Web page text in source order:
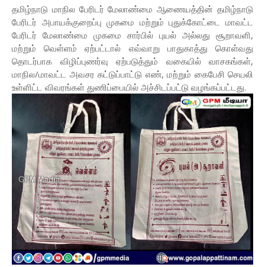
தமிழ்நாடு மாநில பேரிடர் மேலாண்மை ஆணையத்தின் தமிழ்நாடு
பேரிடர் அபாயக்குறைப்பு முகமை மற்றும் புதுக்கோட்டை மாவட்ட
பேரிடர் மேலாண்மை முகமை சார்பில் புயல் அல்லது சூறாவளி,
மற்றும் வெள்ளம் ஏற்பட்டால் எவ்வாறு பாதுகாத்து கொள்வது
தொடர்பாக விழிப்புணர்வு ஏற்படுத்தும் வகையில் வாசகங்கள்,
மாநில/மாவட்ட அவசர கட்டுப்பாட்டு எண், மற்றும் கைபேசி செயலி
உள்ளிட்ட விவரங்கள் துணிப்பையில் அச்சிடப்பட்டு வழங்கப்பட்டது.